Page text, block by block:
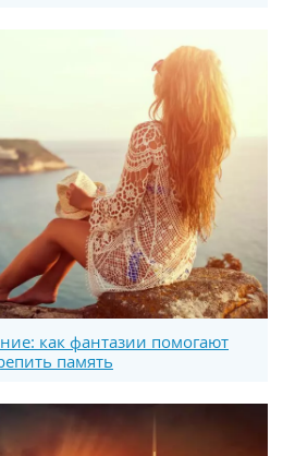
как фантазии помогают
память